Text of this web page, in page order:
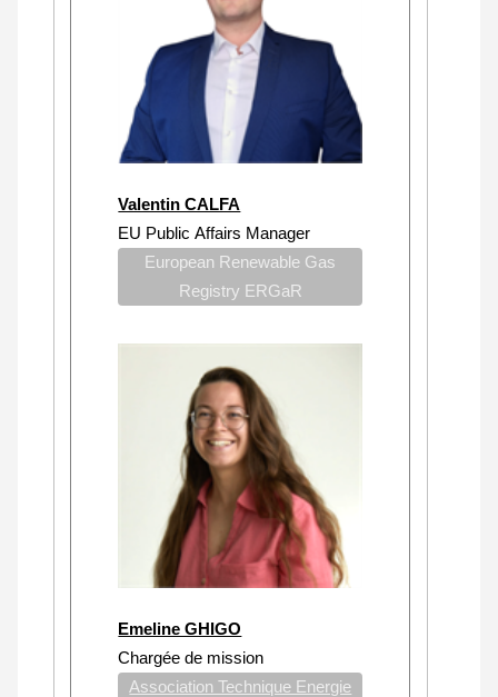
Valentin CALFA
EU Public Affairs Manager
European Renewable Gas
Registry ERGaR
Emeline GHIGO
Chargée de mission
Association Technique Energie